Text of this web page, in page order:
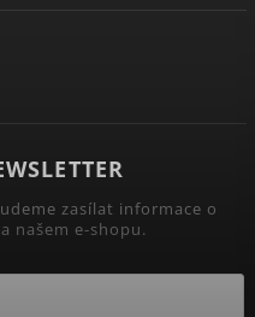
zasílat informace o
našem e-shopu.